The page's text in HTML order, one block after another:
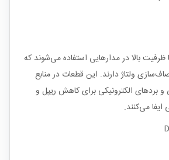
ظرفیت بالا در مدارهایی استفاده می‌شوند که
ولتاژ دارند. این قطعات در منابع
بردهای الکترونیکی برای کاهش ریپل و
می‌کنند.